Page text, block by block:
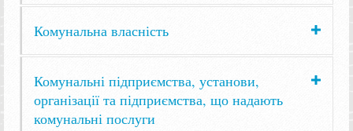
Комунальна власність
Комунальні підприємства, установи,
організації та підприємства, що надають
комунальні послуги